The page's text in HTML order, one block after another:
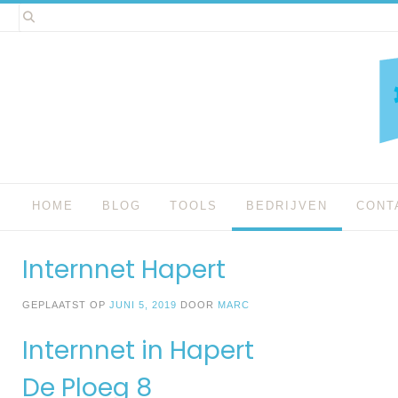
Spring
naar
HOME BLOG TOOLS BEDRIJVEN
Internnet Hapert
GEPLAATST OP JUNI 5, 2019 DOOR MARC
Internnet in Hapert
De Ploeg 8